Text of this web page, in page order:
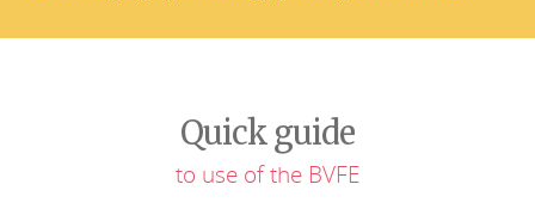
Quick guide
to use of the BVFE